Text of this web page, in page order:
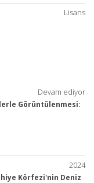
Lisans
Devam ediyor
Görüntülenmesi:
2024
Körfezi'nin Deniz